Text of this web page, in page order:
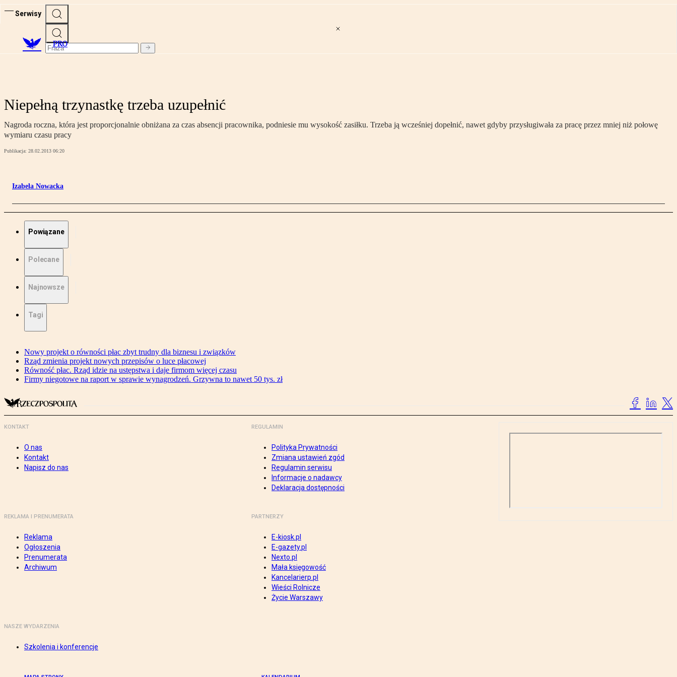
Serwisy
PRO
Niepełną trzynastkę trzeba uzupełnić
Nagroda roczna, która jest proporcjonalnie obniżana za czas absencji pracownika, podniesie mu wysokość zasiłku. Trzeba ją wcześniej dopełnić, nawet gdyby przysługiwała za pracę przez mniej niż połowę
wymiaru czasu pracy
Publikacja: 28.02.2013 06:20
Izabela Nowacka
Powiązane
Polecane
Najnowsze
Tagi
Nowy projekt o równości płac zbyt trudny dla biznesu i związków
Rząd zmienia projekt nowych przepisów o luce płacowej
Równość płac. Rząd idzie na ustępstwa i daje firmom więcej czasu
Firmy niegotowe na raport w sprawie wynagrodzeń. Grzywna to nawet 50 tys. zł
KONTAKT
O nas
Kontakt
Napisz do nas
REGULAMIN
Polityka Prywatności
Zmiana ustawień zgód
Regulamin serwisu
Informacje o nadawcy
Deklaracja dostępności
REKLAMA I PRENUMERATA
Reklama
Ogłoszenia
Prenumerata
Archiwum
PARTNERZY
E-kiosk.pl
E-gazety.pl
Nexto.pl
Mała księgowość
Kancelarierp.pl
Wieści Rolnicze
Życie Warszawy
NASZE WYDARZENIA
Szkolenia i konferencje